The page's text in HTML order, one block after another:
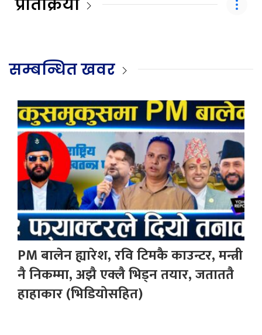
प्रतिक्रिया
सम्बन्धित खवर
PM बालेन ह्यारेश, रवि टिमकै काउन्टर, मन्त्री
नै निकम्मा, अझै एक्लै भिड्न तयार, जताततै
हाहाकार (भिडियोसहित)